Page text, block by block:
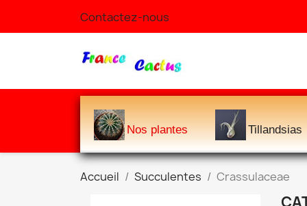
Contactez-nous
Nos plantes Tillandsias
Accueil Succulentes Crassulaceae